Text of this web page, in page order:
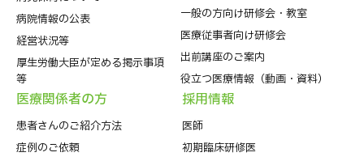
病院情報の公表
経営状況等
厚生労働大臣が定める掲示事項
等
一般の方向け研修会・教室
医療従事者向け研修会
出前講座のご案内
役立つ医療情報（動画・資料）
医療関係者の⽅
患者さんのご紹介方法
症例のご依頼
採⽤情報
医師
初期臨床研修医